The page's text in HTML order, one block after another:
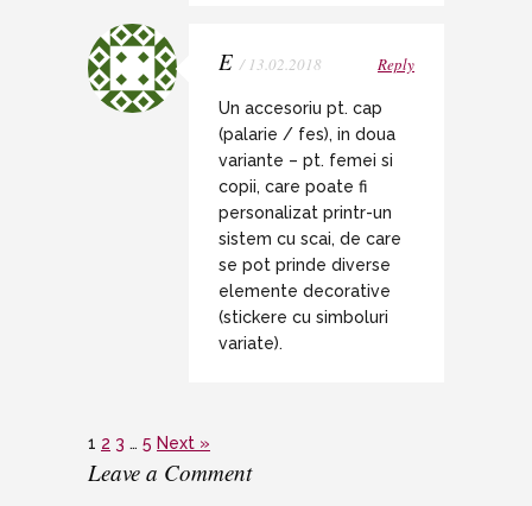
E / 13.02.2018 Reply
Un accesoriu pt. cap
(palarie / fes), in doua
variante – pt. femei si
copii, care poate fi
personalizat printr-un
sistem cu scai, de care
se pot prinde diverse
elemente decorative
(stickere cu simboluri
variate).
1 2 3 … 5 Next »
Leave a Comment